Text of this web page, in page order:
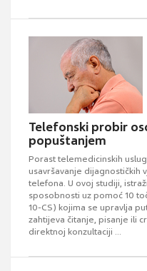
Telefonski probir
popuštanjem
Porast telemedicinskih
usavršavanje dijagnostičkih
telefona. U ovoj studiji,
sposobnosti uz pomoć 10
10-CS) kojima se upravlja
zahtijeva čitanje, pisanje ili
direktnoj konzultaciji ...